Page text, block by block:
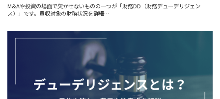
M&Aや投資の場面で欠かせないものの一つが「財務DD（財務デューデリジェン
ス）」です。買収対象の財務状況を詳細…